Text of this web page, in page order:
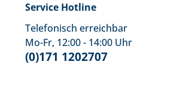
Service Hotline
Telefonisch erreichbar
Mo-Fr, 12:00 - 14:00 Uhr
(0)171 1202707